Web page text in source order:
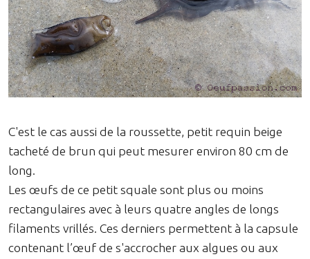
C'est le cas aussi de la roussette, petit requin beige
tacheté de brun qui peut mesurer environ 80 cm de
long.
Les œufs de ce petit squale sont plus ou moins
rectangulaires avec à leurs quatre angles de longs
filaments vrillés. Ces derniers permettent à la capsule
contenant l’œuf de s'accrocher aux algues ou aux